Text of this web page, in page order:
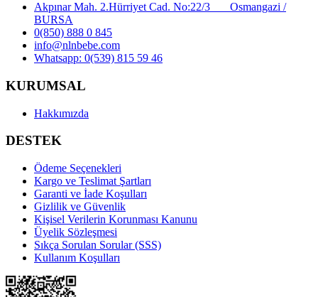
Akpınar Mah. 2.Hürriyet Cad. No:22/3 Osmangazi /
BURSA
0(850) 888 0 845
info@nlnbebe.com
Whatsapp: 0(539) 815 59 46
KURUMSAL
Hakkımızda
DESTEK
Ödeme Seçenekleri
Kargo ve Teslimat Şartları
Garanti ve İade Koşulları
Gizlilik ve Güvenlik
Kişisel Verilerin Korunması Kanunu
Üyelik Sözleşmesi
Sıkça Sorulan Sorular (SSS)
Kullanım Koşulları